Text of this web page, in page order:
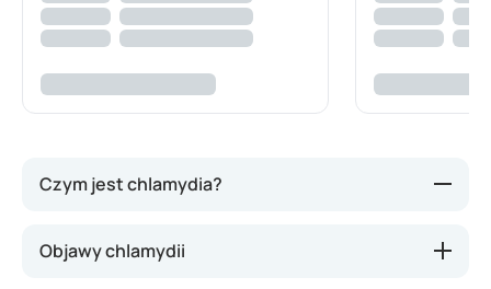
Czym jest chlamydia?
przenoszonych drogą płciową. Wywołuje ją bakteria
Objawy chlamydii